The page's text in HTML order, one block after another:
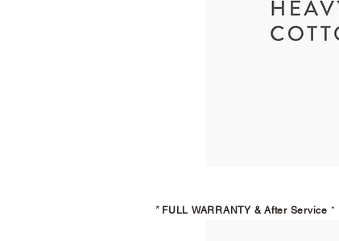
* FULL WARRANTY & After Service *